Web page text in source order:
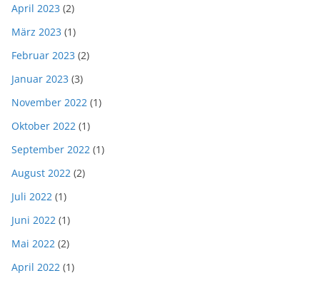
April 2023 (2)
März 2023 (1)
Februar 2023 (2)
Januar 2023 (3)
November 2022 (1)
Oktober 2022 (1)
September 2022 (1)
August 2022 (2)
Juli 2022 (1)
Juni 2022 (1)
Mai 2022 (2)
April 2022 (1)